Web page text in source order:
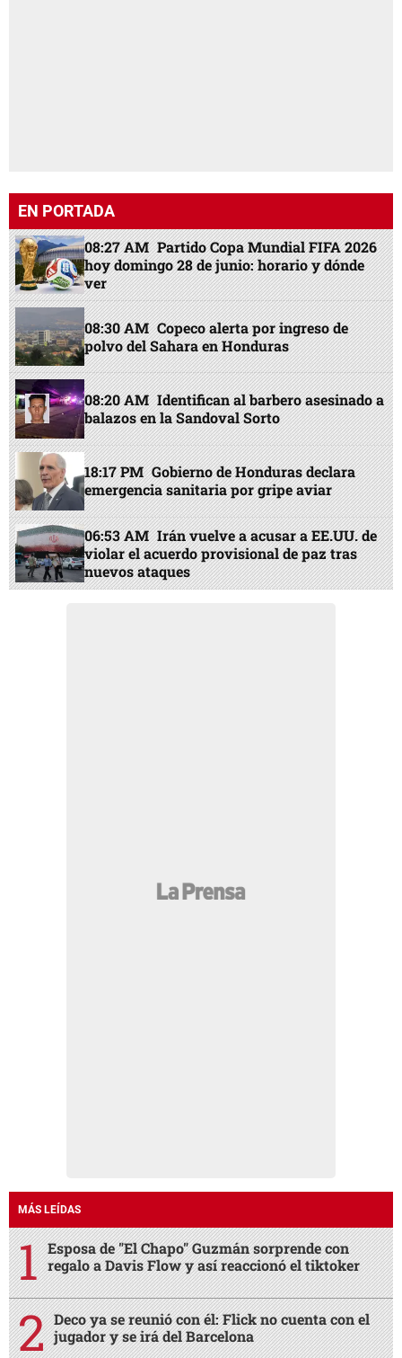
EN PORTADA
08:27 AM Partido Copa Mundial FIFA 2026
hoy domingo 28 de junio: horario y dónde
ver
08:30 AM Copeco alerta por ingreso de
polvo del Sahara en Honduras
08:20 AM Identifican al barbero asesinado a
balazos en la Sandoval Sorto
18:17 PM Gobierno de Honduras declara
emergencia sanitaria por gripe aviar
06:53 AM Irán vuelve a acusar a EE.UU. de
violar el acuerdo provisional de paz tras
nuevos ataques
MÁS LEÍDAS
Esposa de "El Chapo" Guzmán sorprende con
regalo a Davis Flow y así reaccionó el tiktoker
Deco ya se reunió con él: Flick no cuenta con el
jugador y se irá del Barcelona